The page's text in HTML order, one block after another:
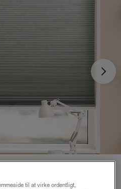
til at virke ordentligt,